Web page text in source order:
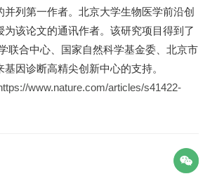
并列第一作者。北京大学生物医学前沿创
为该论文的通讯作者。该研究项目得到了
联合中心、国家自然科学基金委、北京市
因诊断高精尖创新中心的支持。
www.nature.com/articles/s41422-